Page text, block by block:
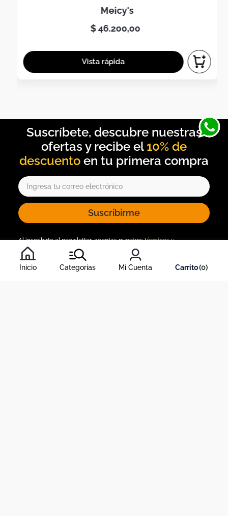
Inicio Categorias Mi Cuenta 0
meicy's
$46.200,00
10% de
descuento
Suscribirme
Al inscribirte al newsletter, aceptas nuestrostérminos y
condiciones
, y nuestra política de tratamiento de información